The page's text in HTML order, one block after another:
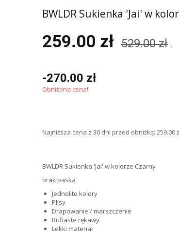
BWLDR Sukienka 'Jai' w
259.00 zł 529.00 zł ..
-270.00 zł
Obniżona cena!
Najniższa cena z 30 dni przed obniżką: 259.00
BWLDR Sukienka 'Jai' w kolorze Czarny
brak paska
Jednolite kolory
Plisy
Drapowanie / marszczenie
Bufiaste rękawy
Lekki materiał